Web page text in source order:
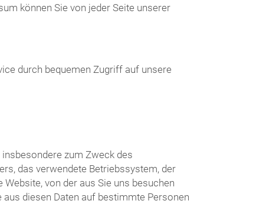
können Sie von jeder Seite unserer
durch bequemen Zugriff auf unsere
zum Zweck des
das verwendete Betriebssystem, der
von der aus Sie uns besuchen
aus diesen Daten auf bestimmte Personen